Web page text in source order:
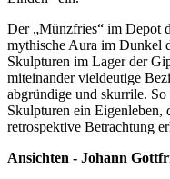
Der „Münzfries“ im Depot
mythische Aura im Dunkel
Skulpturen im Lager der
miteinander vieldeutige
abgründige und skurrile.
Skulpturen ein Eigenleben,
retrospektive Betrachtung
Ansichten - Johann